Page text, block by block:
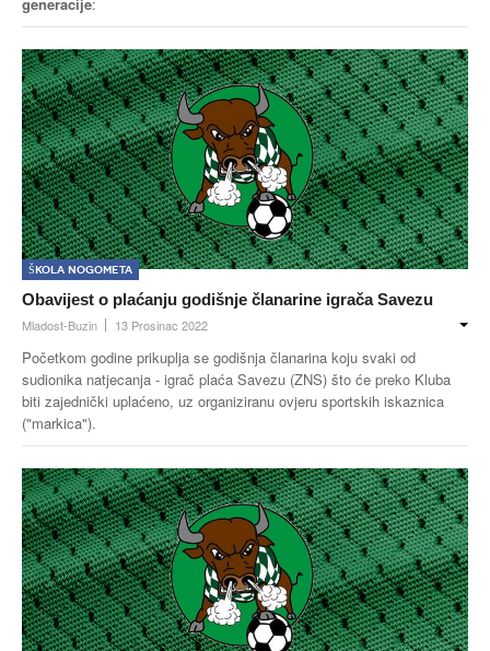
Škola nogometa
Obavijest o plaćanju godišnje članarine igrača Savezu
Mladost-Buzin 13 Prosinac 2022
Početkom godine prikuplja se godišnja članarina koju svaki od
sudionika natjecanja - igrač plaća Savezu (ZNS) što će preko Kluba
biti zajednički uplaćeno, uz organiziranu ovjeru sportskih iskaznica
("markica").